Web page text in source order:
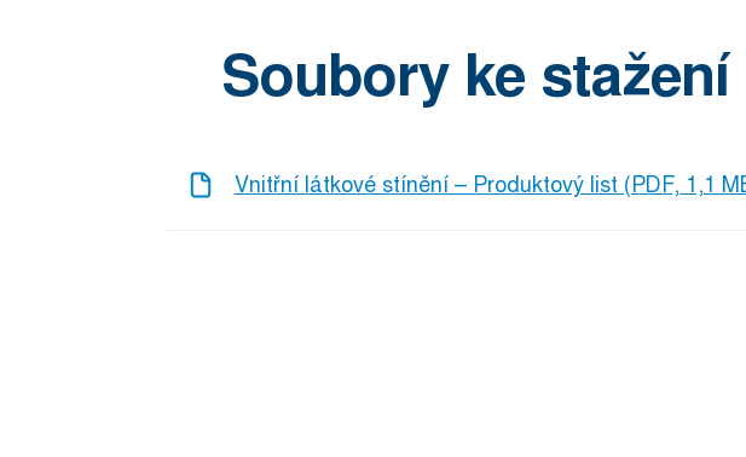
Soubory ke stažení
Vnitřní látkové stínění – Produktový list (PDF, 1,1